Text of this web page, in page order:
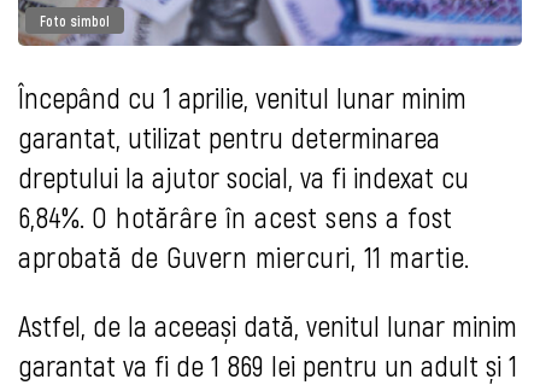
Foto simbol
Începând cu 1 aprilie, venitul lunar minim
garantat, utilizat pentru determinarea
dreptului la ajutor social, va fi indexat cu
6,84%. O hotărâre în acest sens a fost
aprobată de Guvern miercuri, 11 martie.
Astfel, de la aceeași dată, venitul lunar minim
garantat va fi de 1 869 lei pentru un adult și 1